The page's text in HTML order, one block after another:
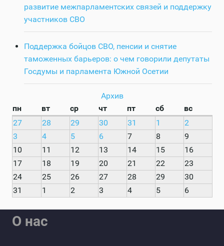
развитие межпарламентских связей и поддержку
участников СВО
Поддержка бойцов СВО, пенсии и снятие
таможенных барьеров: о чем говорили депутаты
Госдумы и парламента Южной Осетии
Архив
пн
вт ср чт пт сб
вс
27
28 29 30 31 1
2
3
4 5 6 7 8
9
10
11 12 13 14 15
16
17
18 19 20 21 22
23
24
25 26 27 28 29
30
31
1 2 3 4 5 6
О нас